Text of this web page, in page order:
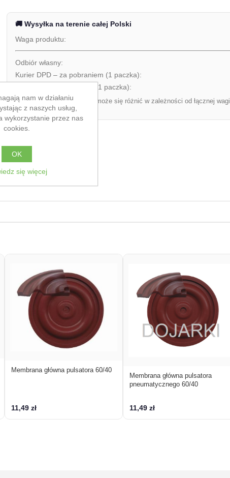
🚚 Wysyłka na terenie całej Polski
Waga produktu:
Odbiór własny:
Kurier DPD – za pobraniem (1 paczka):
Kurier DPD – przedpłata (1 paczka):
Ostateczny koszt dostawy może się różnić w zależności od łącznej wagi
zamówienia.
Membrana główna pulsatora 60/40
11,49 zł
Membrana główna pulsatora
pneumatycznego 60/40
11,49 zł
nam w działaniu
z naszych usług,
wykorzystanie przez nas
cookies.
OK
się więcej